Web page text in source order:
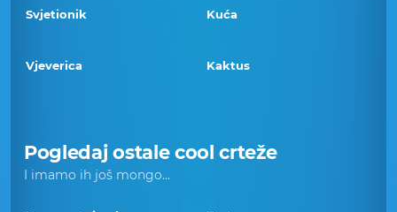
Svjetionik Kuća
Vjeverica Kaktus
Pogledaj ostale cool crteže
I imamo ih još mongo...